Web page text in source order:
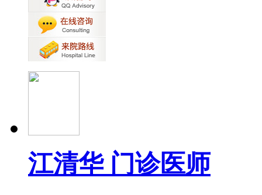
江清华 门诊医师